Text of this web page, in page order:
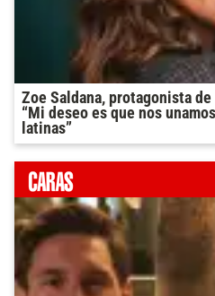
Zoe Saldana, protagonista
“Mi deseo es que nos
latinas”